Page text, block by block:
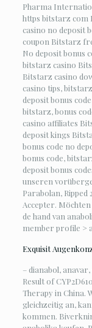
Pharma
https bitstarz com
casino no deposit
coupon Bitstarz
No deposit bonus
bitstarz casino
Bitstarz casino
casino tips,
deposit bonus
bitstarz, bonus
casino affiliates
deposit kings
bonus code no
bonus code,
deposit bonus
unseren
Parabolan, Ripped
Accepter.
de hand van
member profile >
Exquisit
– dianabol,
Result of
Therapy in China.
gleichzeitig an,
kommen.